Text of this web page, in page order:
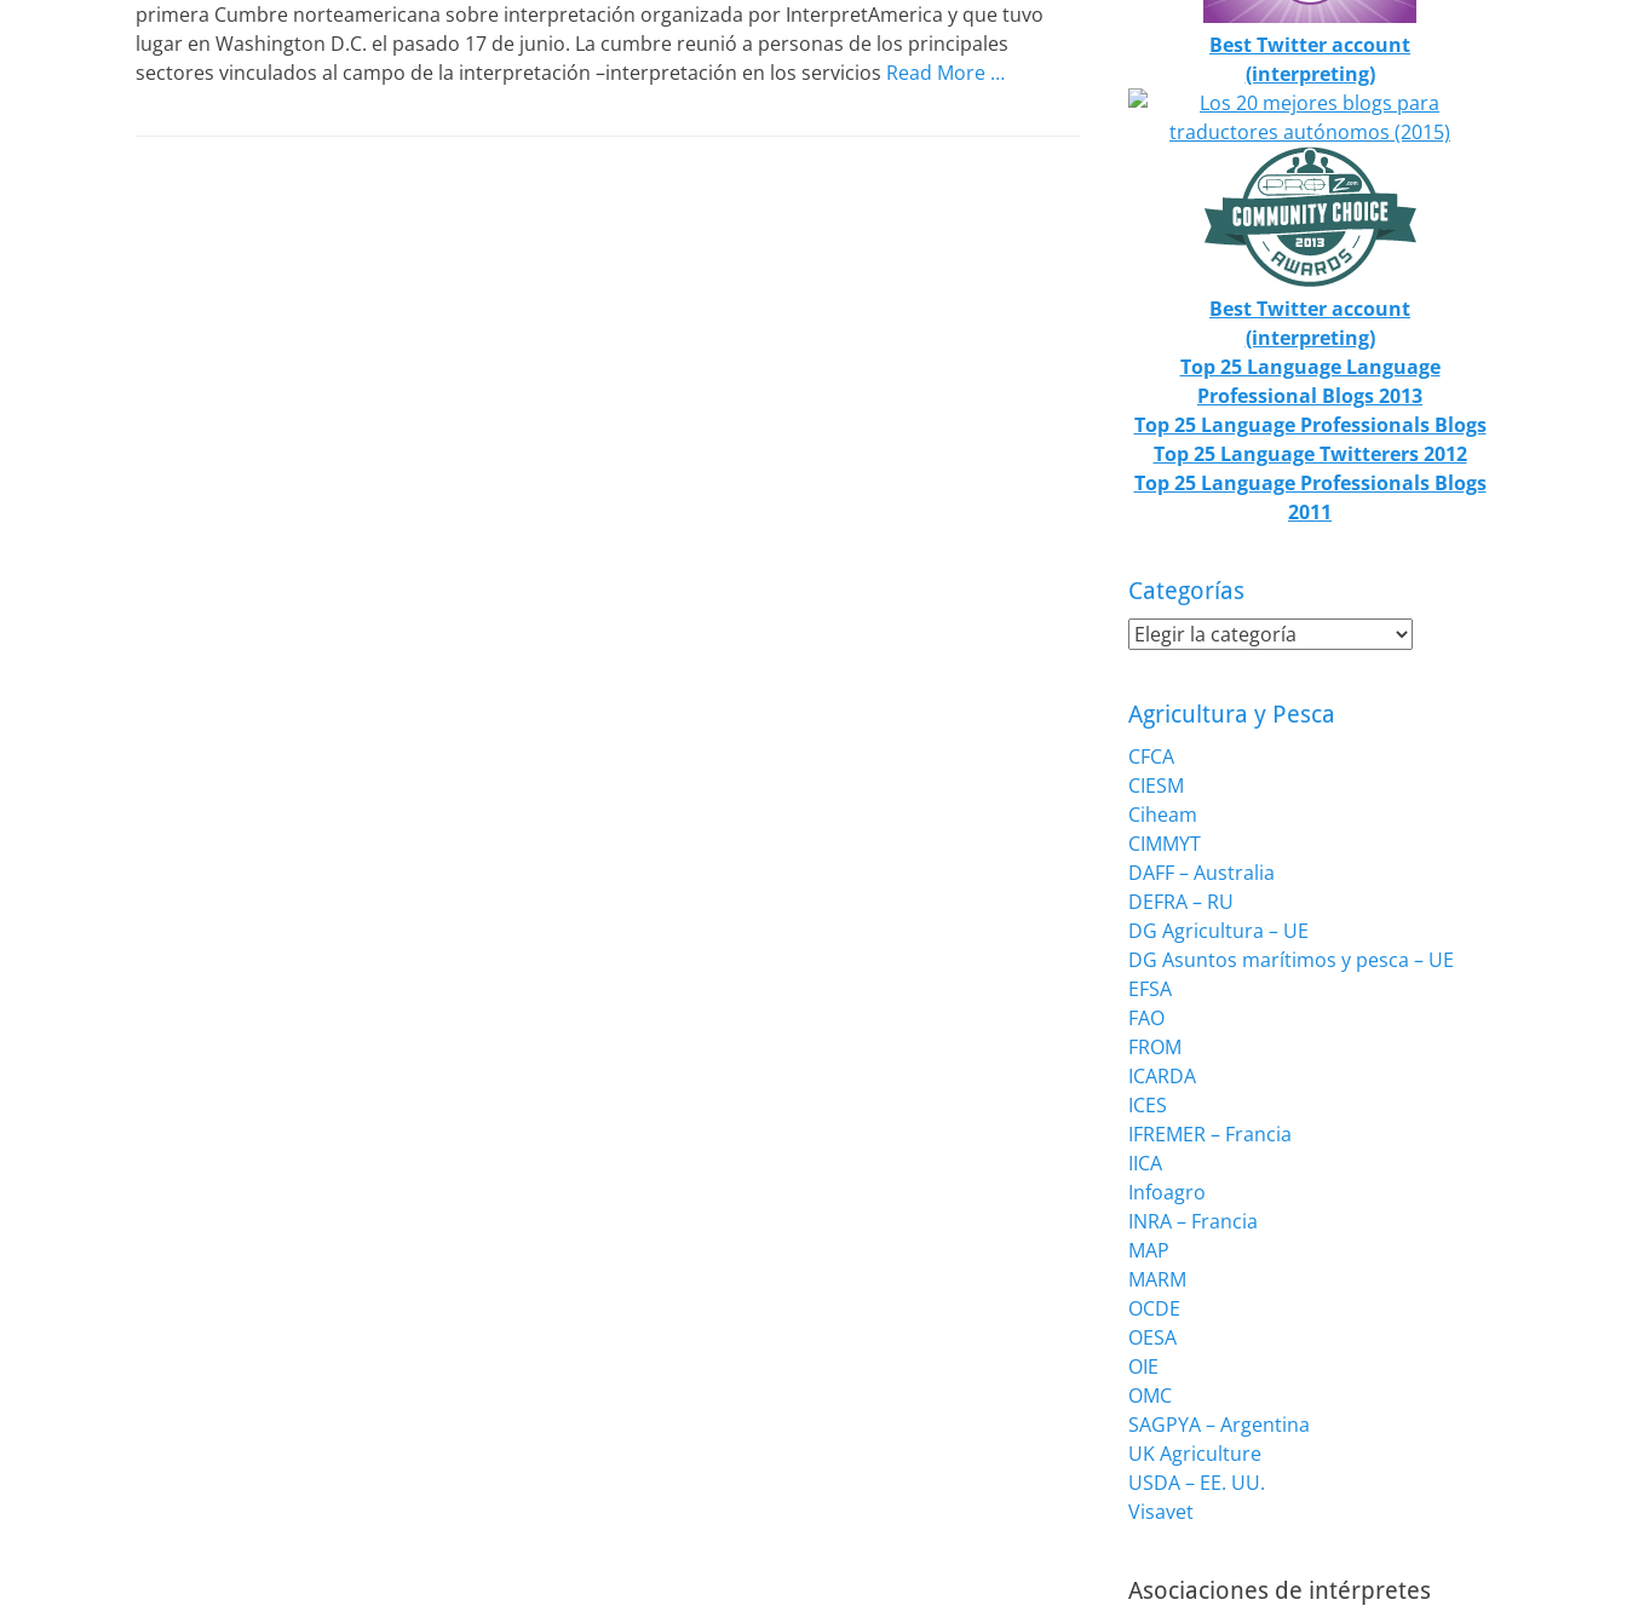
primera Cumbre norteamericana sobre interpretación organizada por InterpretAmerica y que tuvo
lugar en Washington D.C. el pasado 17 de junio. La cumbre reunió a personas de los principales
sectores vinculados al campo de la interpretación –interpretación en los servicios Read More …
Best Twitter account
(interpreting)
Best Twitter account
(interpreting)
Top 25 Language Language
Professional Blogs 2013
Top 25 Language Professionals Blogs
Top 25 Language Twitterers 2012
Top 25 Language Professionals Blogs
2011
Categorías
Categorías
Agricultura y Pesca
CFCA
CIESM
Ciheam
CIMMYT
DAFF – Australia
DEFRA – RU
DG Agricultura – UE
DG Asuntos marítimos y pesca – UE
EFSA
FAO
FROM
ICARDA
ICES
IFREMER – Francia
IICA
Infoagro
INRA – Francia
MAP
MARM
OCDE
OESA
OIE
OMC
SAGPYA – Argentina
UK Agriculture
USDA – EE. UU.
Visavet
Asociaciones de intérpretes